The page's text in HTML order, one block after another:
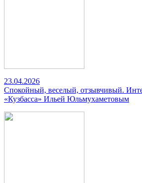
23.04.2026
Спокойный, веселый, отзывчивый.
«Кузбасса» Ильей Юльмухаметовым